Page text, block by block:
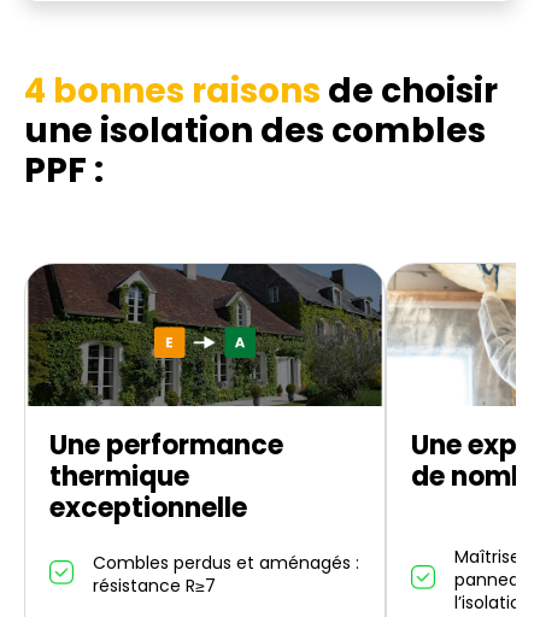
4 bonnes raisons de choisir
une isolation des combles
PPF :
Une performance
thermique
exceptionnelle
Combles perdus et aménagés :
résistance R≥7
Une
de
Maîtrise